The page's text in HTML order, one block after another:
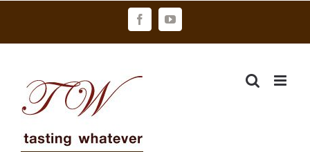
FacebookYouTube